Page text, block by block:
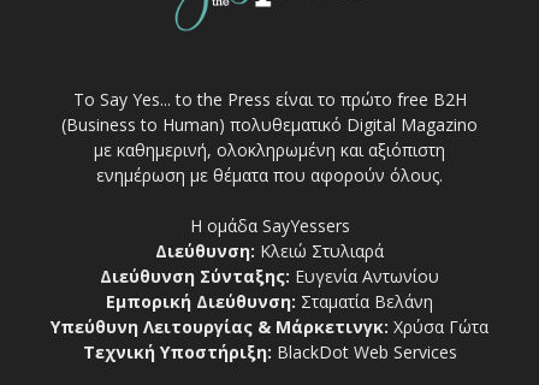
Το Say Yes... to the Press είναι το πρώτο free Β2Η
(Business to Human) πολυθεματικό Digital Magazino
με καθημερινή, ολοκληρωμένη και αξιόπιστη
ενημέρωση με θέματα που αφορούν όλους.
Η ομάδα SayYessers
Διεύθυνση: Κλειώ Στυλιαρά
Διεύθυνση Σύνταξης: Ευγενία Αντωνίου
Εμπορική Διεύθυνση: Σταματία Βελάνη
Υπεύθυνη Λειτουργίας & Μάρκετινγκ: Χρύσα Γώτα
Τεχνική Υποστήριξη: BlackDot Web Services